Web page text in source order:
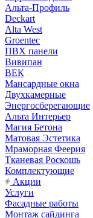
Альта-Профиль
Deckart
Alta West
Groentec
ПВХ панели
Вивипан
ВЕК
Мансардные окна
Двухкамерные
Энергосберегающие
Альта Интерьер
Магия Бетона
Матовая Эстетика
Мраморная Феерия
Тканевая Роскошь
Комплектующие
Акции
Услуги
Фасадные работы
Монтаж сайдинга